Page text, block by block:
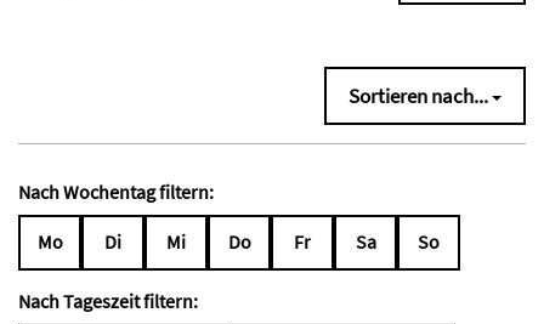
Sortieren nach...
Nach Wochentag filtern:
Mo Di Mi Do Fr Sa So
Nach Tageszeit filtern: